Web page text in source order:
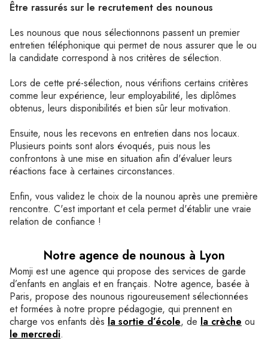
Être rassurés sur le recrutement des nounous
Les nounous que nous sélectionnons passent un premier
entretien téléphonique qui permet de nous assurer que le ou
la candidate correspond à nos critères de sélection.
Lors de cette pré-sélection, nous vérifions certains critères
comme leur expérience, leur employabilité, les diplômes
obtenus, leurs disponibilités et bien sûr leur motivation.
Ensuite, nous les recevons en entretien dans nos locaux.
Plusieurs points sont alors évoqués, puis nous les
confrontons à une mise en situation afin d'évaluer leurs
réactions face à certaines circonstances.
Enfin, vous validez le choix de la nounou après une première
rencontre. C'est important et cela permet d'établir une vraie
relation de confiance !
Notre agence de nounous à Lyon
Momji est une agence qui propose des services de garde
d’enfants en anglais et en français. Notre agence, basée à
Paris, propose des nounous rigoureusement sélectionnées
et formées à notre propre pédagogie, qui prennent en
charge vos enfants dès la sortie d’école, de la crèche ou
le mercredi.